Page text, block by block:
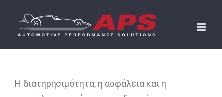
content
Η διατηρησιμότητα, η ασφάλεια και η